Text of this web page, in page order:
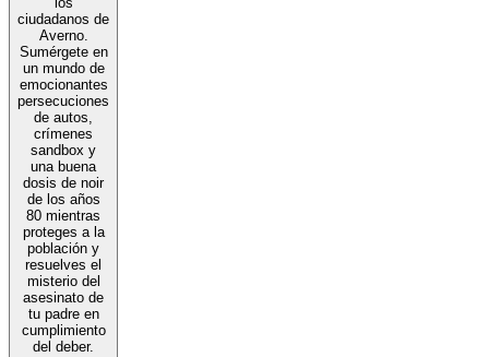
ciudadanos de
Averno.
Sumérgete en
un mundo de
emocionantes
persecuciones
de autos,
crímenes
sandbox y
una buena
dosis de noir
de los años
80 mientras
proteges a la
población y
resuelves el
misterio del
asesinato de
tu padre en
cumplimiento
del deber.